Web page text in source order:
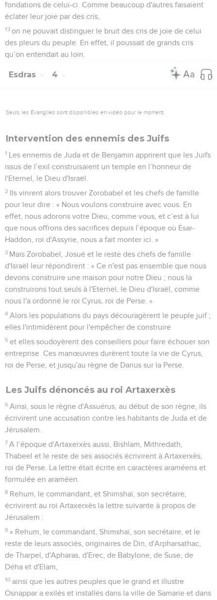
fondations de celui-ci. Comme beaucoup d'autres faisaient
éclater leur joie par des cris,
13 on ne pouvait distinguer le bruit des cris de joie de celui
des pleurs du peuple. En effet, il poussait de grands cris
qu’on entendait au loin.
Esdras 4
Seuls les Évangiles sont disponibles en vidéo pour le moment.
Intervention des ennemis des Juifs
1 Les ennemis de Juda et de Benjamin apprirent que les Juifs
issus de l’exil construisaient un temple en l’honneur de
l'Eternel, le Dieu d'Israël.
2 Ils vinrent alors trouver Zorobabel et les chefs de famille
pour leur dire : « Nous voulons construire avec vous. En
effet, nous adorons votre Dieu, comme vous, et c’est à lui
que nous offrons des sacrifices depuis l’époque où Esar-
Haddon, roi d'Assyrie, nous a fait monter ici. »
3 Mais Zorobabel, Josué et le reste des chefs de famille
d'Israël leur répondirent : « Ce n'est pas ensemble que nous
devons construire une maison pour notre Dieu ; nous la
construirons tout seuls à l'Eternel, le Dieu d'Israël, comme
nous l'a ordonné le roi Cyrus, roi de Perse. »
4 Alors les populations du pays découragèrent le peuple juif ;
elles l'intimidèrent pour l'empêcher de construire
5 et elles soudoyèrent des conseillers pour faire échouer son
entreprise. Ces manœuvres durèrent toute la vie de Cyrus,
roi de Perse, et jusqu'au règne de Darius sur la Perse.
Les Juifs dénoncés au roi Artaxerxès
6 Ainsi, sous le règne d'Assuérus, au début de son règne, ils
écrivirent une accusation contre les habitants de Juda et de
Jérusalem.
7 A l’époque d'Artaxerxès aussi, Bishlam, Mithredath,
Thabeel et le reste de ses associés écrivirent à Artaxerxès,
roi de Perse. La lettre était écrite en caractères araméens et
formulée en araméen.
8 Rehum, le commandant, et Shimshaï, son secrétaire,
écrivirent au roi Artaxerxès la lettre suivante à propos de
Jérusalem :
9 « Rehum, le commandant, Shimshaï, son secrétaire, et le
reste de leurs associés, originaires de Din, d'Arpharsathac,
de Tharpel, d'Apharas, d'Erec, de Babylone, de Suse, de
Déha et d'Elam,
10 ainsi que les autres peuples que le grand et illustre
Osnappar a exilés et installés dans la ville de Samarie et dans